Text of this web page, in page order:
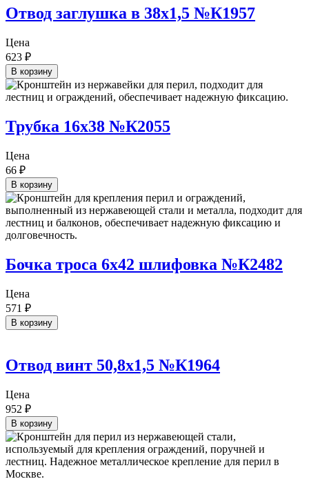
Отвод заглушка в 38х1,5 №К1957
Цена
623 ₽
В корзину
Трубка 16х38 №К2055
Цена
66 ₽
В корзину
Бочка троса 6х42 шлифовка №К2482
Цена
571 ₽
В корзину
Отвод винт 50,8х1,5 №К1964
Цена
952 ₽
В корзину